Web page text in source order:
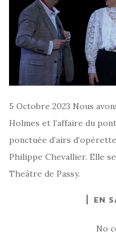
5 Octobre 2023 Nous
Holmes et l’affaire du
ponctuée d’airs
Philippe Chevallier. Elle
Theâtre de Passy.
EN
No